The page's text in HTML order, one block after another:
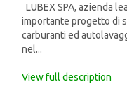
LUBEX SPA, azienda
importante progetto di
carburanti ed
nel...
View full description